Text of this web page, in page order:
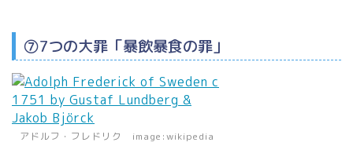
⑦7つの大罪「暴飲暴食の罪」
アドルフ・フレドリク image:wikipedia